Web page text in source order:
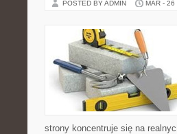
POSTED BY ADMIN MAR - 26
strony koncentruje się na